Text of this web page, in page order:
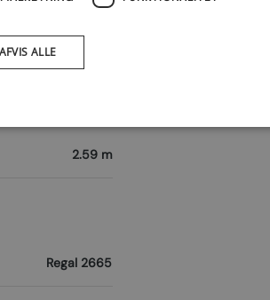
2.59 m
Regal 2665
AFVIS ALLE